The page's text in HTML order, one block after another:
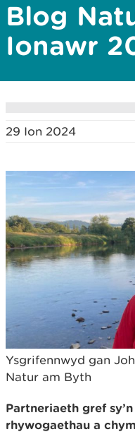
Blog
Ionawr
29 Ion 2024
Ysgrifennwyd gan
Natur am Byth
Partneriaeth gref
rhywogaethau a